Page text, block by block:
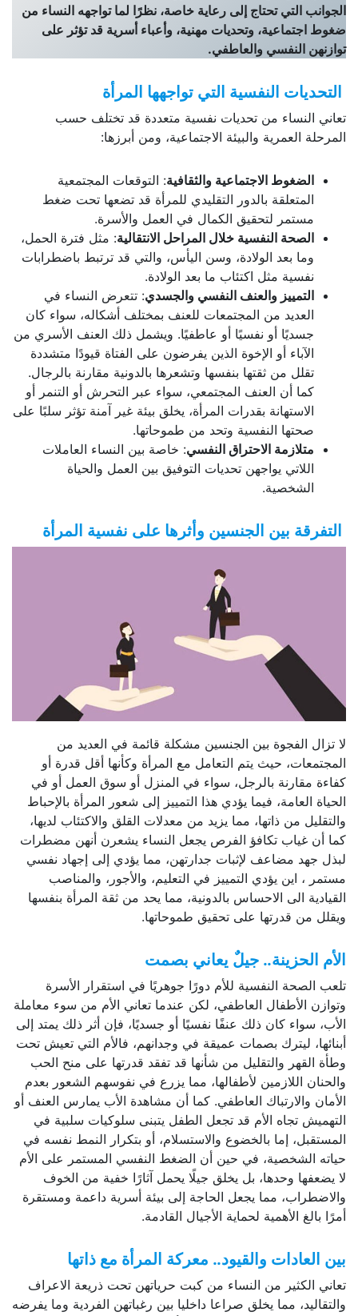
الجوانب التي تحتاج إلى رعاية خاصة، نظرًا لما تواجهه النساء من
ضغوط اجتماعية، وتحديات مهنية، وأعباء أسرية قد تؤثر على
توازنهن النفسي والعاطفي.
التحديات النفسية التي تواجهها المرأة
تعاني النساء من تحديات نفسية متعددة قد تختلف حسب
المرحلة العمرية والبيئة الاجتماعية، ومن أبرزها:
الضغوط الاجتماعية والثقافية: التوقعات المجتمعية
المتعلقة بالدور التقليدي للمرأة قد تضعها تحت ضغط
مستمر لتحقيق الكمال في العمل والأسرة.
الصحة النفسية خلال المراحل الانتقالية: مثل فترة الحمل،
وما بعد الولادة، وسن اليأس، والتي قد ترتبط باضطرابات
نفسية مثل اكتئاب ما بعد الولادة.
التمييز والعنف النفسي والجسدي: تتعرض النساء في
العديد من المجتمعات للعنف بمختلف أشكاله، سواء كان
جسديًا أو نفسيًا أو عاطفيًا. ويشمل ذلك العنف الأسري من
الآباء أو الإخوة الذين يفرضون على الفتاة قيودًا متشددة
تقلل من ثقتها بنفسها وتشعرها بالدونية مقارنة بالرجال.
كما أن العنف المجتمعي، سواء عبر التحرش أو التنمر أو
الاستهانة بقدرات المرأة، يخلق بيئة غير آمنة تؤثر سلبًا على
صحتها النفسية وتحد من طموحاتها.
متلازمة الاحتراق النفسي: خاصة بين النساء العاملات
اللاتي يواجهن تحديات التوفيق بين العمل والحياة
الشخصية.
التفرقة بين الجنسين وأثرها على نفسية المرأة
لا تزال الفجوة بين الجنسين مشكلة قائمة في العديد من
المجتمعات، حيث يتم التعامل مع المرأة وكأنها أقل قدرة أو
كفاءة مقارنة بالرجل، سواء في المنزل أو سوق العمل أو في
الحياة العامة، فيما يؤدي هذا التمييز إلى شعور المرأة بالإحباط
والتقليل من ذاتها، مما يزيد من معدلات القلق والاكتئاب لديها،
كما أن غياب تكافؤ الفرص يجعل النساء يشعرن أنهن مضطرات
لبذل جهد مضاعف لإثبات جدارتهن، مما يؤدي إلى إجهاد نفسي
مستمر ، اين يؤدي التمييز في التعليم، والأجور، والمناصب
القيادية الى الاحساس بالدونية، مما يحد من ثقة المرأة بنفسها
ويقلل من قدرتها على تحقيق طموحاتها.
الأم الحزينة.. جيلٌ يعاني بصمت
تلعب الصحة النفسية للأم دورًا جوهريًا في استقرار الأسرة
وتوازن الأطفال العاطفي، لكن عندما تعاني الأم من سوء معاملة
الأب، سواء كان ذلك عنفًا نفسيًا أو جسديًا، فإن أثر ذلك يمتد إلى
أبنائها، ليترك بصمات عميقة في وجدانهم، فالأم التي تعيش تحت
وطأة القهر والتقليل من شأنها قد تفقد قدرتها على منح الحب
والحنان اللازمين لأطفالها، مما يزرع في نفوسهم الشعور بعدم
الأمان والارتباك العاطفي. كما أن مشاهدة الأب يمارس العنف أو
التهميش تجاه الأم قد تجعل الطفل يتبنى سلوكيات سلبية في
المستقبل، إما بالخضوع والاستسلام، أو بتكرار النمط نفسه في
حياته الشخصية، في حين أن الضغط النفسي المستمر على الأم
لا يضعفها وحدها، بل يخلق جيلًا يحمل آثارًا خفية من الخوف
والاضطراب، مما يجعل الحاجة إلى بيئة أسرية داعمة ومستقرة
أمرًا بالغ الأهمية لحماية الأجيال القادمة.
بين العادات والقيود.. معركة المرأة مع ذاتها
تعاني الكثير من النساء من كبت حرياتهن تحت ذريعة الاعراف
والتقاليد، مما يخلق صراعا داخليا بين رغباتهن الفردية وما يفرضه